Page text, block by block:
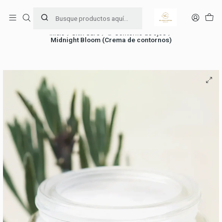
Midnight Bloom (Crema de contornos)